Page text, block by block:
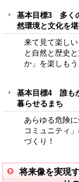
基本目標3 多く
然環境と文化を
来て見て楽し
と自然と歴史
か」を楽しもう
基本目標4 誰も
暮らせるまち
あらゆる危険
コミュニティ
づくり！
将来像を実現